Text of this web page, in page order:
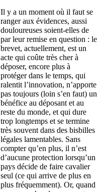
Il y a un moment où il faut se
ranger aux évidences, aussi
douloureuses soient-elles de
par leur remise en question : le
brevet, actuellement, est un
acte qui coûte très cher à
déposer, encore plus à
protéger dans le temps, qui
ralentit l’innovation, n’apporte
pas toujours (loin s’en faut) un
bénéfice au déposant et au
reste du monde, et qui dure
trop longtemps et se termine
très souvent dans des bisbilles
légales lamentables. Sans
compter qu’en plus, il n’est
d’aucune protection lorsqu’un
pays décide de faire cavalier
seul (ce qui arrive de plus en
plus fréquemment). Or, quand